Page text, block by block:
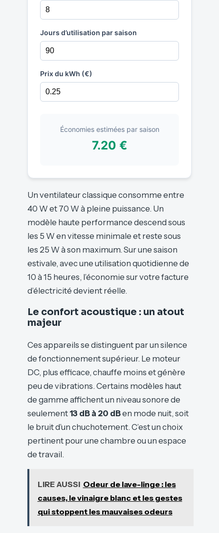
Jours d’utilisation par saison
Prix du kWh (€)
Économies estimées par saison
7.20 €
Un ventilateur classique consomme entre
40 W et 70 W à pleine puissance. Un
modèle haute performance descend sous
les 5 W en vitesse minimale et reste sous
les 25 W à son maximum. Sur une saison
estivale, avec une utilisation quotidienne de
10 à 15 heures, l’économie sur votre facture
d’électricité devient réelle.
Le confort acoustique : un atout
majeur
Ces appareils se distinguent par un silence
de fonctionnement supérieur. Le moteur
DC, plus efficace, chauffe moins et génère
peu de vibrations. Certains modèles haut
de gamme affichent un niveau sonore de
seulement 13 dB à 20 dBen mode nuit, soit
le bruit d’un chuchotement. C’est un choix
pertinent pour une chambre ou un espace
de travail.
LIRE AUSSI Odeur de lave-linge : les
causes, le vinaigre blanc et les gestes
qui stoppent les mauvaises odeurs